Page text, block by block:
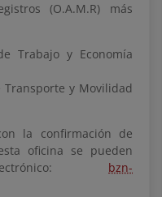
(O.A.M.R) más
Trabajo y Economía
y Movilidad
la confirmación de
oficina se pueden
bzn-